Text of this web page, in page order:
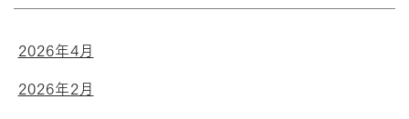
2026年4月
2026年2月